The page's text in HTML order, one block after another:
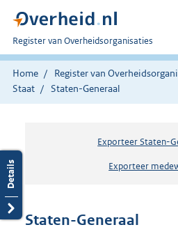
U
bent
nu
hier:
Register van Overheidsorganisaties
Home Register van
Staat
Staten-Generaal
Exporteer Staten-
Exporteer
Staten-Generaal